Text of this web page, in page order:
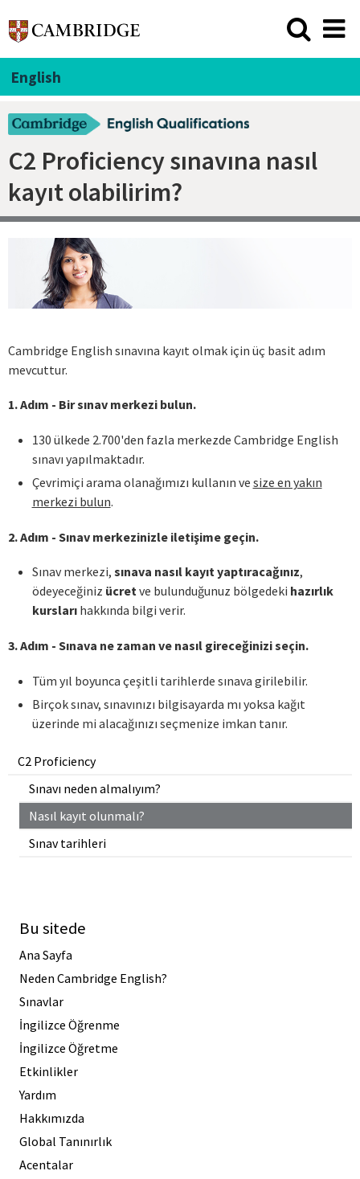
English
C2 Proficiency sınavına nasıl
kayıt olabilirim?
C2 Proficiency
Sınavı neden almalıyım?
Nasıl kayıt olunmalı?
Sınav tarihleri
Cambridge English sınavına kayıt olmak için üç basit adım
mevcuttur.
1. Adım - Bir sınav merkezi bulun.
130 ülkede 2.700'den fazla merkezde Cambridge English
sınavı yapılmaktadır.
Çevrimiçi arama olanağımızı kullanın ve size en yakın
merkezi bulun.
2. Adım - Sınav merkezinizle iletişime geçin.
Sınav merkezi, sınava nasıl kayıt yaptıracağınız,
ödeyeceğiniz ücretve bulunduğunuz bölgedeki hazırlık
kurslarıhakkında bilgi verir.
3. Adım - Sınava ne zaman ve nasıl gireceğinizi seçin.
Tüm yıl boyunca çeşitli tarihlerde sınava girilebilir.
Birçok sınav, sınavınızı bilgisayarda mı yoksa kağıt
üzerinde mi alacağınızı seçmenize imkan tanır.
Bu sitede
Ana Sayfa
Neden Cambridge English?
Sınavlar
İngilizce Öğrenme
İngilizce Öğretme
Etkinlikler
Yardım
Hakkımızda
Global Tanınırlık
Acentalar